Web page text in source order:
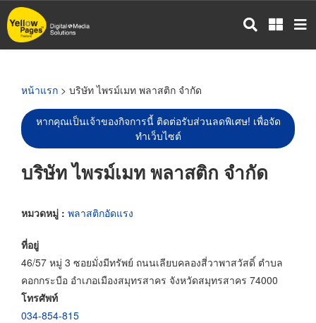
ข้าม
ไป
หน้าแรก > บริษัท ไพรม์เมท พลาสติก จำกัด
หากคุณเป็นเจ้าของกิจการนี้ ติดต่อรับส่วนลดพิเศษ! เพื่อจัด
ทำเว็บไซต์
บริษัท ไพรม์เมท พลาสติก จำกัด
หมวดหมู่ : พลาสติกอัดแรง
ที่อยู่
46/57 หมู่ 3 ซอยมั่งมีทรัพย์ ถนนเลียบคลองสี่วาพาสวัสดิ์ ตำบล
คอกกระบือ อำเภอเมืองสมุทรสาคร จังหวัดสมุทรสาคร 74000
โทรศัพท์
034-854-815